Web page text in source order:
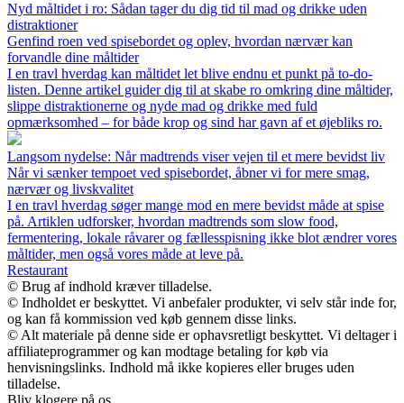
Nyd måltidet i ro: Sådan tager du dig tid til mad og drikke uden
distraktioner
Genfind roen ved spisebordet og oplev, hvordan nærvær kan
forvandle dine måltider
I en travl hverdag kan måltidet let blive endnu et punkt på to-do-
listen. Denne artikel guider dig til at skabe ro omkring dine måltider,
slippe distraktionerne og nyde mad og drikke med fuld
opmærksomhed – for både krop og sind har gavn af et øjebliks ro.
Langsom nydelse: Når madtrends viser vejen til et mere bevidst liv
Når vi sænker tempoet ved spisebordet, åbner vi for mere smag,
nærvær og livskvalitet
I en travl hverdag søger mange mod en mere bevidst måde at spise
på. Artiklen udforsker, hvordan madtrends som slow food,
fermentering, lokale råvarer og fællesspisning ikke blot ændrer vores
måltider, men også vores måde at leve på.
Restaurant
© Brug af indhold kræver tilladelse.
© Indholdet er beskyttet. Vi anbefaler produkter, vi selv står inde for,
og kan få kommission ved køb gennem disse links.
© Alt materiale på denne side er ophavsretligt beskyttet. Vi deltager i
affiliateprogrammer og kan modtage betaling for køb via
henvisningslinks. Indhold må ikke kopieres eller bruges uden
tilladelse.
Bliv klogere på os